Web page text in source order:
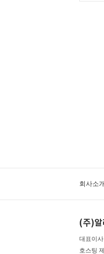
회사소개
(주)
대표이
호스팅